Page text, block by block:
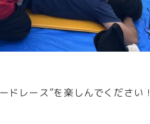
ドレース”を楽しんでください！